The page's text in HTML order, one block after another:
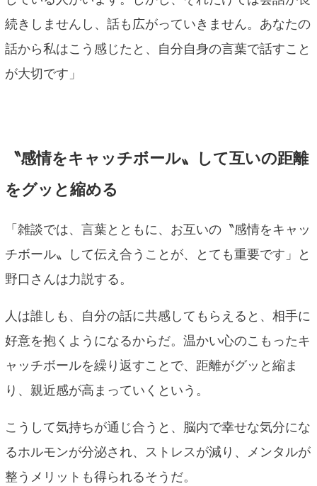
続きしませんし、話も広がっていきません。あなたの
話から私はこう感じたと、自分自身の言葉で話すこと
が大切です」
〝感情をキャッチボール〟して互いの距離
をグッと縮める
「雑談では、言葉とともに、お互いの〝感情をキャッ
チボール〟して伝え合うことが、とても重要です」と
野口さんは力説する。
人は誰しも、自分の話に共感してもらえると、相手に
好意を抱くようになるからだ。温かい心のこもったキ
ャッチボールを繰り返すことで、距離がグッと縮ま
り、親近感が高まっていくという。
こうして気持ちが通じ合うと、脳内で幸せな気分にな
るホルモンが分泌され、ストレスが減り、メンタルが
整うメリットも得られるそうだ。